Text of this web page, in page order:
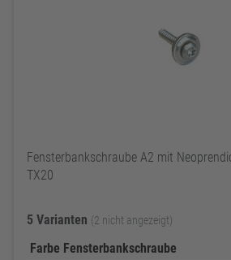
Fensterbankschraube A2 mit
TX20
5 Varianten (2 nicht angezeigt)
Farbe Fensterbankschraube